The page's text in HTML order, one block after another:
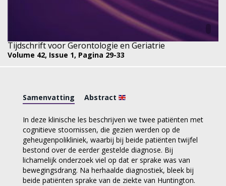
Tijdschrift voor Gerontologie en Geriatrie
Volume 42, Issue 1, Pagina 29-33
Samenvatting Abstract
In deze klinische les beschrijven we twee patiënten met
cognitieve stoornissen, die gezien werden op de
geheugenpolikliniek, waarbij bij beide patiënten twijfel
bestond over de eerder gestelde diagnose. Bij
lichamelijk onderzoek viel op dat er sprake was van
bewegingsdrang. Na herhaalde diagnostiek, bleek bij
beide patiënten sprake van de ziekte van Huntington.